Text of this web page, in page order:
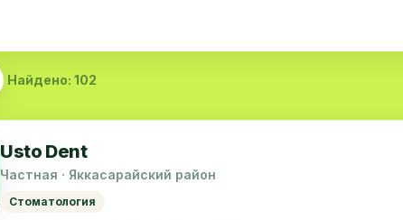
Найдено: 102
Usto Dent
Частная · Яккасарайский район
Стоматология